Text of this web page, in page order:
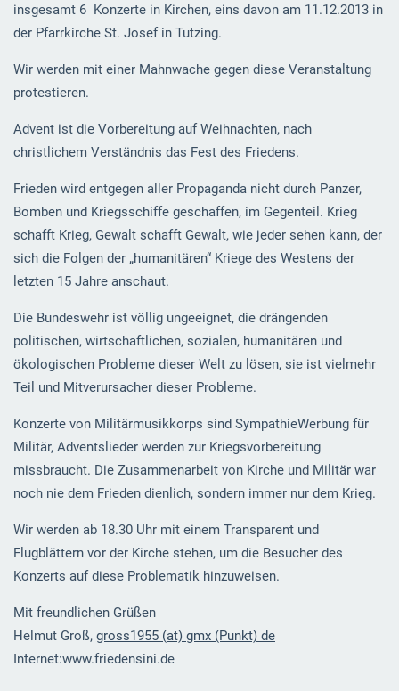
insgesamt 6 Konzerte in Kirchen, eins davon am 11.12.2013 in
der Pfarrkirche St. Josef in Tutzing.
Wir werden mit einer Mahnwache gegen diese Veranstaltung
protestieren.
Advent ist die Vorbereitung auf Weihnachten, nach
christlichem Verständnis das Fest des Friedens.
Frieden wird entgegen aller Propaganda nicht durch Panzer,
Bomben und Kriegsschiffe geschaffen, im Gegenteil. Krieg
schafft Krieg, Gewalt schafft Gewalt, wie jeder sehen kann, der
sich die Folgen der „humanitären“ Kriege des Westens der
letzten 15 Jahre anschaut.
Die Bundeswehr ist völlig ungeeignet, die drängenden
politischen, wirtschaftlichen, sozialen, humanitären und
ökologischen Probleme dieser Welt zu lösen, sie ist vielmehr
Teil und Mitverursacher dieser Probleme.
Konzerte von Militärmusikkorps sind SympathieWerbung für
Militär, Adventslieder werden zur Kriegsvorbereitung
missbraucht. Die Zusammenarbeit von Kirche und Militär war
noch nie dem Frieden dienlich, sondern immer nur dem Krieg.
Wir werden ab 18.30 Uhr mit einem Transparent und
Flugblättern vor der Kirche stehen, um die Besucher des
Konzerts auf diese Problematik hinzuweisen.
Mit freundlichen Grüßen
Helmut Groß, gross1955 (at) gmx (Punkt) de
Internet:www.friedensini.de